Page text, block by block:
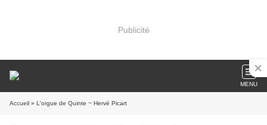
Publicité
MENU
Accueil » L'orgue de Quinte ~ Hervé Picart